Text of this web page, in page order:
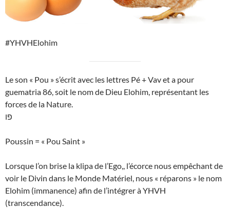
#YHVHElohim
Le son « Pou » s’écrit avec les lettres Pé + Vav et a pour
guematria 86, soit le nom de Dieu Elohim, représentant les
forces de la Nature.
פו
Poussin = « Pou Saint »
Lorsque l’on brise la klipa de l’Ego,, l’écorce nous empêchant de
voir le Divin dans le Monde Matériel, nous « réparons » le nom
Elohim (immanence) afin de l’intégrer à YHVH
(transcendance).